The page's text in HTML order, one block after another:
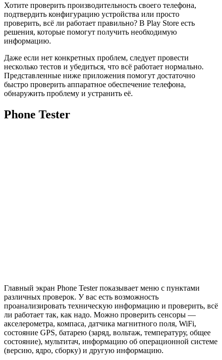
Хотите проверить производительность своего телефона,
подтвердить конфигурацию устройства или просто
проверить, всё ли работает правильно? В Play Store есть
решения, которые помогут получить необходимую
информацию.
Даже если нет конкретных проблем, следует провести
несколько тестов и убедиться, что всё работает нормально.
Представленные ниже приложения помогут достаточно
быстро проверить аппаратное обеспечение телефона,
обнаружить проблему и устранить её.
Phone Tester
Главный экран Phone Tester показывает меню с пунктами
различных проверок. У вас есть возможность
проанализировать техническую информацию и проверить, всё
ли работает так, как надо. Можно проверить сенсоры —
акселерометра, компаса, датчика магнитного поля, WiFi,
состояние GPS, батарею (заряд, вольтаж, температуру, общее
состояние), мультитач, информацию об операционной системе
(версию, ядро, сборку) и другую информацию.